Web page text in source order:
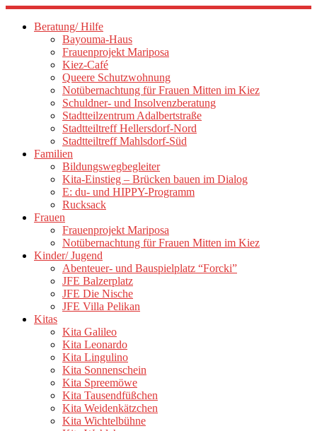
Zum
Inhalt
Beratung/ Hilfe
Bayouma-Haus
Frauenprojekt Mariposa
Kiez-Café
Queere Schutzwohnung
Notübernachtung für Frauen Mitten im Kiez
Schuldner- und Insolvenzberatung
Stadtteilzentrum Adalbertstraße
Stadtteiltreff Hellersdorf-Nord
Stadtteiltreff Mahlsdorf-Süd
Familien
Bildungswegbegleiter
Kita-Einstieg – Brücken bauen im Dialog
E: du- und HIPPY-Programm
Rucksack
Frauen
Frauenprojekt Mariposa
Notübernachtung für Frauen Mitten im Kiez
Kinder/ Jugend
Abenteuer- und Bauspielplatz “Forcki”
JFE Balzerplatz
JFE Die Nische
JFE Villa Pelikan
Kitas
Kita Galileo
Kita Leonardo
Kita Lingulino
Kita Sonnenschein
Kita Spreemöwe
Kita Tausendfüßchen
Kita Weidenkätzchen
Kita Wichtelbühne